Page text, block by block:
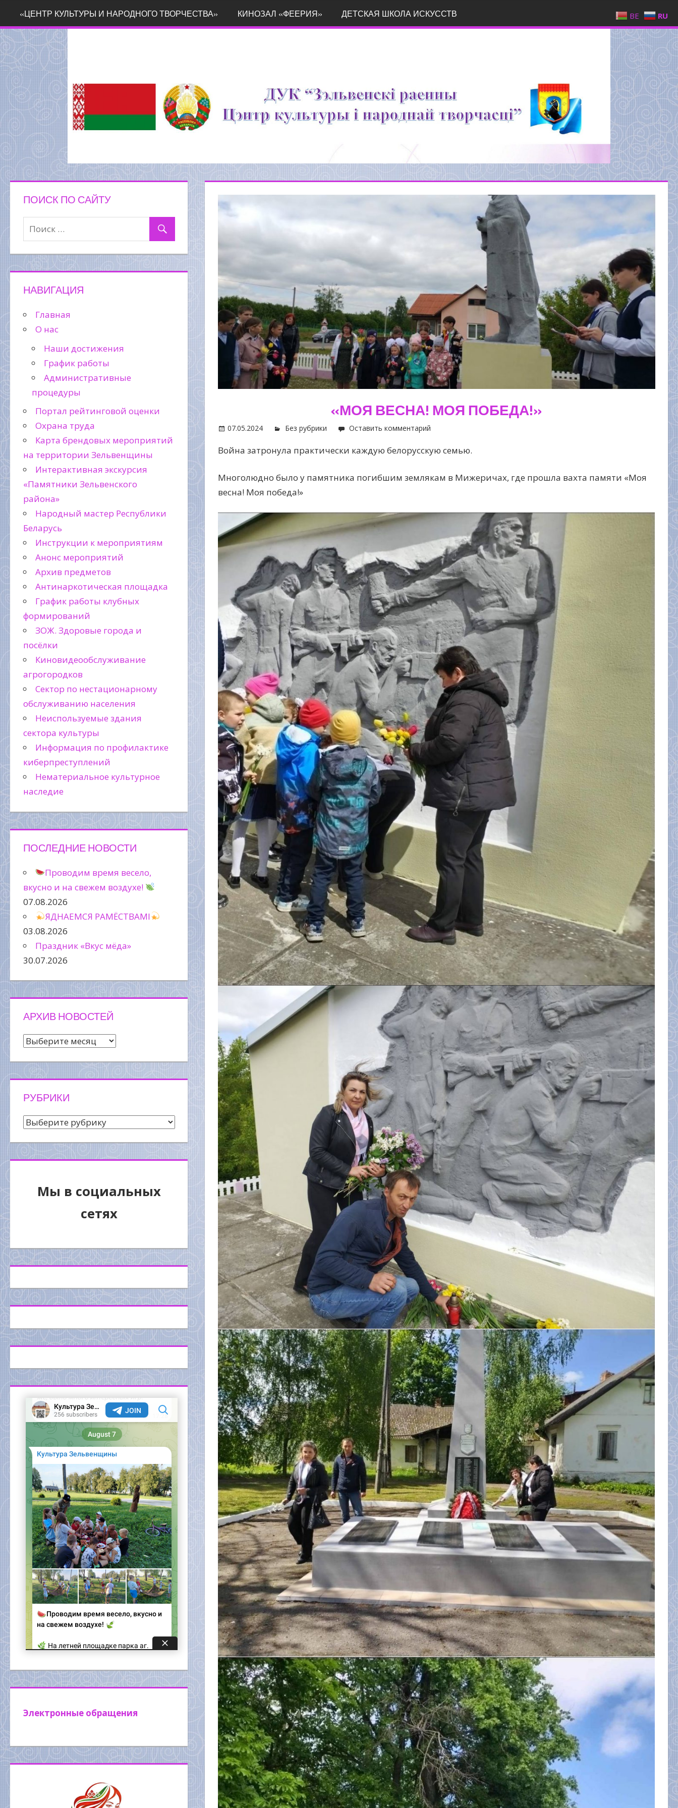
содержимому
«ЦЕНТР КУЛЬТУРЫ И НАРОДНОГО ТВОРЧЕСТВА» КИНОЗАЛ «ФЕЕРИЯ» ДЕТСКАЯ ШКОЛА ИСКУССТВ
«МОЯ ВЕСНА! МОЯ ПОБЕДА!»
07.05.2024 Без рубрики Оставить комментарий
Война затронула практически каждую белорусскую семью.
Многолюдно было у памятника погибшим землякам в Мижеричах, где прошла вахта памяти «Моя
весна! Моя победа!»
ПОИСК ПО САЙТУ
НАВИГАЦИЯ
Главная
О нас
Наши достижения
График работы
Административные
процедуры
Портал рейтинговой оценки
Охрана труда
Карта брендовых мероприятий
на территории Зельвенщины
Интерактивная экскурсия
«Памятники Зельвенского
района»
Народный мастер Республики
Беларусь
Инструкции к мероприятиям
Анонс мероприятий
Архив предметов
Антинаркотическая площадка
График работы клубных
формирований
ЗОЖ. Здоровые города и
посёлки
Киновидеообслуживание
агрогородков
Сектор по нестационарному
обслуживанию населения
Неиспользуемые здания
сектора культуры
Информация по профилактике
киберпреступлений
Нематериальное культурное
наследие
ПОСЛЕДНИЕ НОВОСТИ
Проводим время весело,
вкусно и на свежем воздухе!
07.08.2026
ЯДНАЕМСЯ РАМЁСТВАМІ
03.08.2026
Праздник «Вкус мёда»
30.07.2026
АРХИВ НОВОСТЕЙ
Архив
РУБРИКИ
Рубрики
Мы в социальных
сетях
Электронные обращения
BE RU